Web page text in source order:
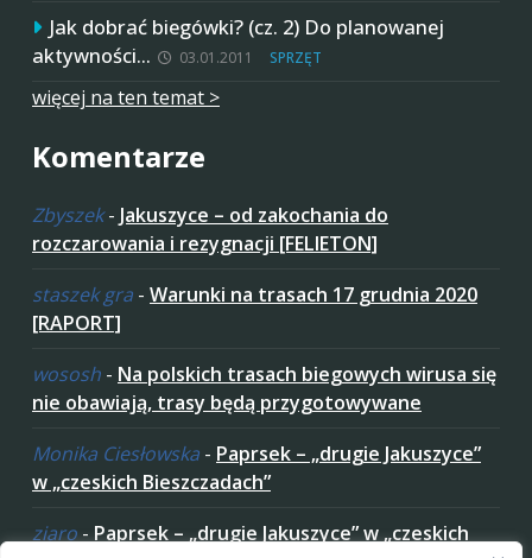
Jak dobrać biegówki? (cz. 2) Do planowanej
aktywności…
03.01.2011 SPRZĘT
więcej na ten temat >
Komentarze
Zbyszek- Jakuszyce – od zakochania do
rozczarowania i rezygnacji [FELIETON]
staszek gra - Warunki na trasach 17 grudnia 2020
[RAPORT]
wososh - Na polskich trasach biegowych wirusa się
nie obawiają, trasy będą przygotowywane
Monika Ciesłowska - Paprsek – „drugie Jakuszyce”
w „czeskich Bieszczadach”
ziaro - Paprsek – „drugie Jakuszyce” w „czeskich